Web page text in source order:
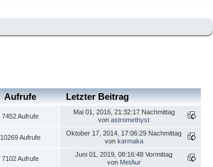
Aufrufe Letzter Beitrag
7452 Aufrufe
Mai 01, 2016, 21:32:17 Nachmittag
von astromethyst
10269 Aufrufe
Oktober 17, 2014, 17:06:29 Nachmittag
von karmaka
7102 Aufrufe
Juni 01, 2019, 08:16:48 Vormittag
von MetAur